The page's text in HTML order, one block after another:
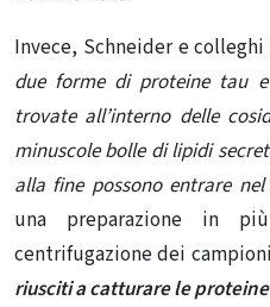
Invece, Schneider e
due forme di proteine ​​tau
trovate all’interno delle
minuscole bolle di lipidi
alla fine possono entrare
una preparazione in
centrifugazione dei
riusciti a catturare le